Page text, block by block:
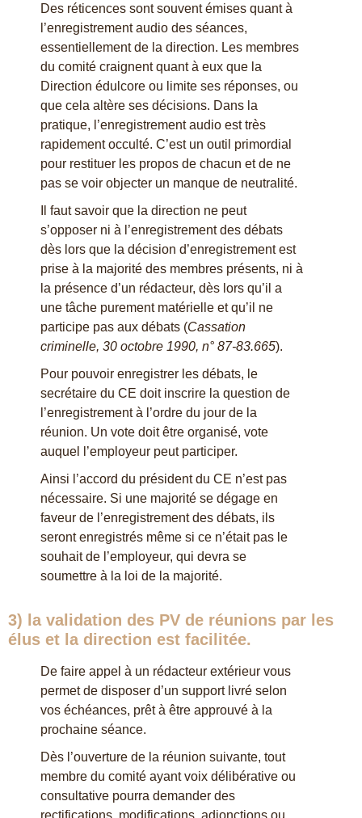
Des réticences sont souvent émises quant à
l’enregistrement audio des séances,
essentiellement de la direction. Les membres
du comité craignent quant à eux que la
Direction édulcore ou limite ses réponses, ou
que cela altère ses décisions. Dans la
pratique, l’enregistrement audio est très
rapidement occulté. C’est un outil primordial
pour restituer les propos de chacun et de ne
pas se voir objecter un manque de neutralité.
Il faut savoir que la direction ne peut
s’opposer ni à l’enregistrement des débats
dès lors que la décision d’enregistrement est
prise à la majorité des membres présents, ni à
la présence d’un rédacteur, dès lors qu’il a
une tâche purement matérielle et qu’il ne
participe pas aux débats (Cassation
criminelle, 30 octobre 1990, n° 87-83.665).
Pour pouvoir enregistrer les débats, le
secrétaire du CE doit inscrire la question de
l’enregistrement à l’ordre du jour de la
réunion. Un vote doit être organisé, vote
auquel l’employeur peut participer.
Ainsi l’accord du président du CE n’est pas
nécessaire. Si une majorité se dégage en
faveur de l’enregistrement des débats, ils
seront enregistrés même si ce n’était pas le
souhait de l’employeur, qui devra se
soumettre à la loi de la majorité.
3) la validation des PV de réunions par les
élus et la direction est facilitée.
De faire appel à un rédacteur extérieur vous
permet de disposer d’un support livré selon
vos échéances, prêt à être approuvé à la
prochaine séance.
Dès l’ouverture de la réunion suivante, tout
membre du comité ayant voix délibérative ou
consultative pourra demander des
rectifications, modifications, adjonctions ou